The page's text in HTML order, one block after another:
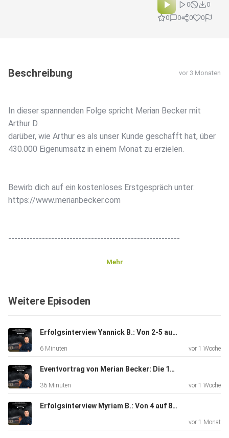
0
0
0
0 0 0
Beschreibung vor 3 Monaten
In dieser spannenden Folge spricht Merian Becker mit
Arthur D.
darüber, wie Arthur es als unser Kunde geschafft hat, über
430.000 Eigenumsatz in einem Monat zu erzielen.
Bewirb dich auf ein kostenloses Erstgespräch unter:
https://www.merianbecker.com
--------------------------------------------------------
Bewirb dich auf ein kostenloses Erstgespräch unter:
https://www.merianbecker.com
Mehr
Weitere Episoden
Erfolgsinterview Yannick B.: Von 2-5 auf 13 Anlagen im Monat Nur durch Eigenleads!
6 Minuten vor 1 Woche
Eventvortrag von Merian Becker: Die 11 Prinzipien der Topverkäufer (Photovoltaikvertrieb)
36 Minuten vor 1 Woche
Erfolgsinterview Myriam B.: Von 4 auf 8 Anlagen im Monat als Nebenberuflerin ohne mehr Zeitaufwand!
vor 1 Monat